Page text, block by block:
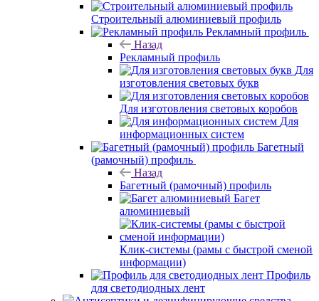
Строительный алюминиевый профиль
Рекламный профиль
Назад
Рекламный профиль
Для
изготовления световых букв
Для изготовления световых коробов
Для
информационных систем
Багетный
(рамочный) профиль
Назад
Багетный (рамочный) профиль
Багет
алюминиевый
Клик-системы (рамы с быстрой сменой
информации)
Профиль
для светодиодных лент